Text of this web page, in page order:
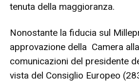
tenuta della maggioranza.
Nonostante la fiducia sul
approvazione della Camera
comunicazioni del presidente
vista del Consiglio Europeo